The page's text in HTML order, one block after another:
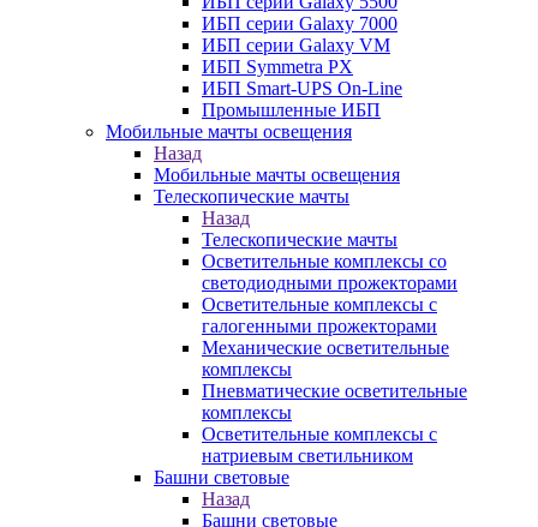
ИБП серии Galaxy 7000
ИБП серии Galaxy VM
ИБП Symmetra PX
ИБП Smart-UPS On-Line
Промышленные ИБП
Мобильные мачты освещения
Назад
Мобильные мачты освещения
Телескопические мачты
Назад
Телескопические мачты
Осветительные комплексы со
светодиодными прожекторами
Осветительные комплексы с
галогенными прожекторами
Механические осветительные
комплексы
Пневматические осветительные
комплексы
Осветительные комплексы с
натриевым светильником
Башни световые
Назад
Башни световые